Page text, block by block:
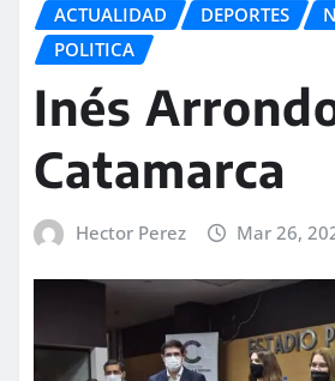
ACTUALIDAD DEPORTES
POLITICA
Inés
Catamarca
Hector Perez Mar 26,